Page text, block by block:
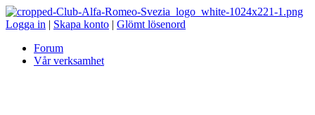
Logga in | Skapa konto | Glömt lösenord
Forum
Vår verksamhet